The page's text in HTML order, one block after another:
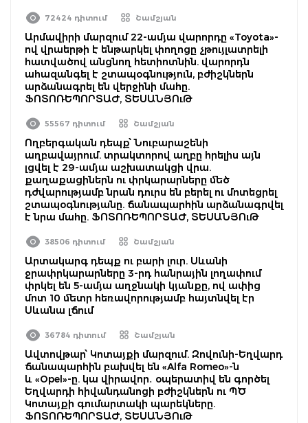
72424 դիտում Շամշյան
Արմավիրի մարզում 22-ամյա վարորդը «Toyota»-
ով վրաերթի է ենթարկել փողոցը չթույլատրելի
հատվածով անցնող հետիոտնին. վարորդն
ահազանգել է շտապօգնություն, բժիշկներն
արձանագրել են վերջինի մահը.
ՖՈՏՈՌԵՊՈՐՏԱԺ, ՏԵՍԱՆՅՈւԹ
55567 դիտում Շամշյան
Ողբերգական դեպք՝ Նուբարաշենի
աղբավայրում. տրակտորով աղբը հրելիս այն
լցվել է 29-ամյա աշխատակցի վրա.
քաղաքացիներն ու փրկարարները մեծ
դժվարությամբ նրան դուրս են բերել ու մոտեցրել
շտապօգնությանը. ճանապարհին արձանագրվել
է նրա մահը. ՖՈՏՈՌԵՊՈՐՏԱԺ, ՏԵՍԱՆՅՈւԹ
38506 դիտում Շամշյան
Արտակարգ դեպք ու բարի լուր. Սևանի
ջրափրկարարները 3-րդ հանրային լողափում
փրկել են 5-ամյա աղջնակի կյանքը, ով ափից
մոտ 10 մետր հեռավորությամբ հայտնվել էր
Սևանա լճում
36784 դիտում Շամշյան
Ավտովթար՝ Կոտայքի մարզում. Զովունի-Եղվարդ
ճանապարհին բախվել են «Alfa Romeo»-ն
և «Opel»-ը. կա վիրավոր․ օպերատիվ են գործել
Եղվարդի հիվանդանոցի բժիշկներն ու ՊԾ
Կոտայքի գումարտակի պարեկները.
ՖՈՏՈՌԵՊՈՐՏԱԺ, ՏԵՍԱՆՅՈւԹ